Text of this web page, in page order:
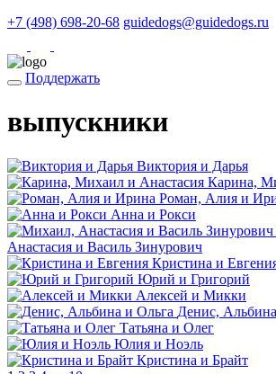
+7 (498) 698-20-68 guidedogs@guidedogs.ru
Поддержать
выпускники
Виктория и Дарья
Карина,
Роман, Алия и
Анна и Рокси
Анастасия и Василь Зинурович
Кристина и
Юрий и Григорий
Алексей и Микки
Денис,
Татьяна и Олег
Юлия и Ноэль
Кристина и Брайт